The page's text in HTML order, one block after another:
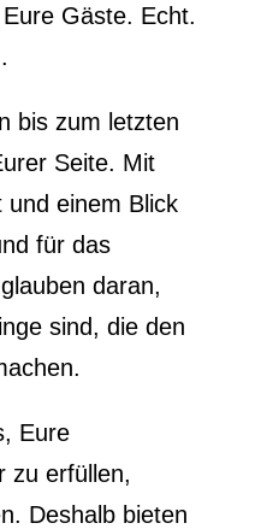
Gäste. Echt.
bis zum letzten
Seite. Mit
und einem Blick
für das
daran,
sind, die den
Eure
zu erfüllen,
Deshalb bieten